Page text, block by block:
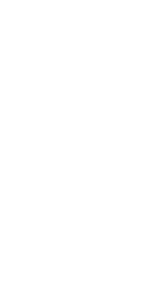
Inglaterra revela
ficar fora da Copa: